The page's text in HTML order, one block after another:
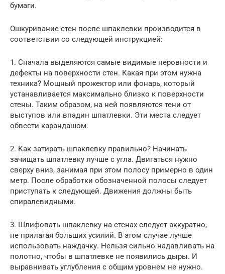
бумаги.
Ошкуривание стен после шпаклевки производится в
соответствии со следующей инструкцией:
1. Сначала выделяются самые видимые неровности и
дефекты на поверхности стен. Какая при этом нужна
техника? Мощный прожектор или фонарь, который
устанавливается максимально близко к поверхности
стены. Таким образом, на ней появляются тени от
выступов или впадин шпатлевки. Эти места следует
обвести карандашом.
2. Как затирать шпаклевку правильно? Начинать
зачищать шпатлевку лучше с угла. Двигаться нужно
сверху вниз, занимая при этом полосу примерно в один
метр. После обработки обозначенной полосы следует
приступать к следующей. Движения должны быть
спиралевидными.
3. Шлифовать шпаклевку на стенах следует аккуратно,
не прилагая больших усилий. В этом случае лучше
использовать наждачку. Нельзя сильно надавливать на
полотно, чтобы в шпатлевке не появились дыры. И
выравнивать углубления с общим уровнем не нужно.